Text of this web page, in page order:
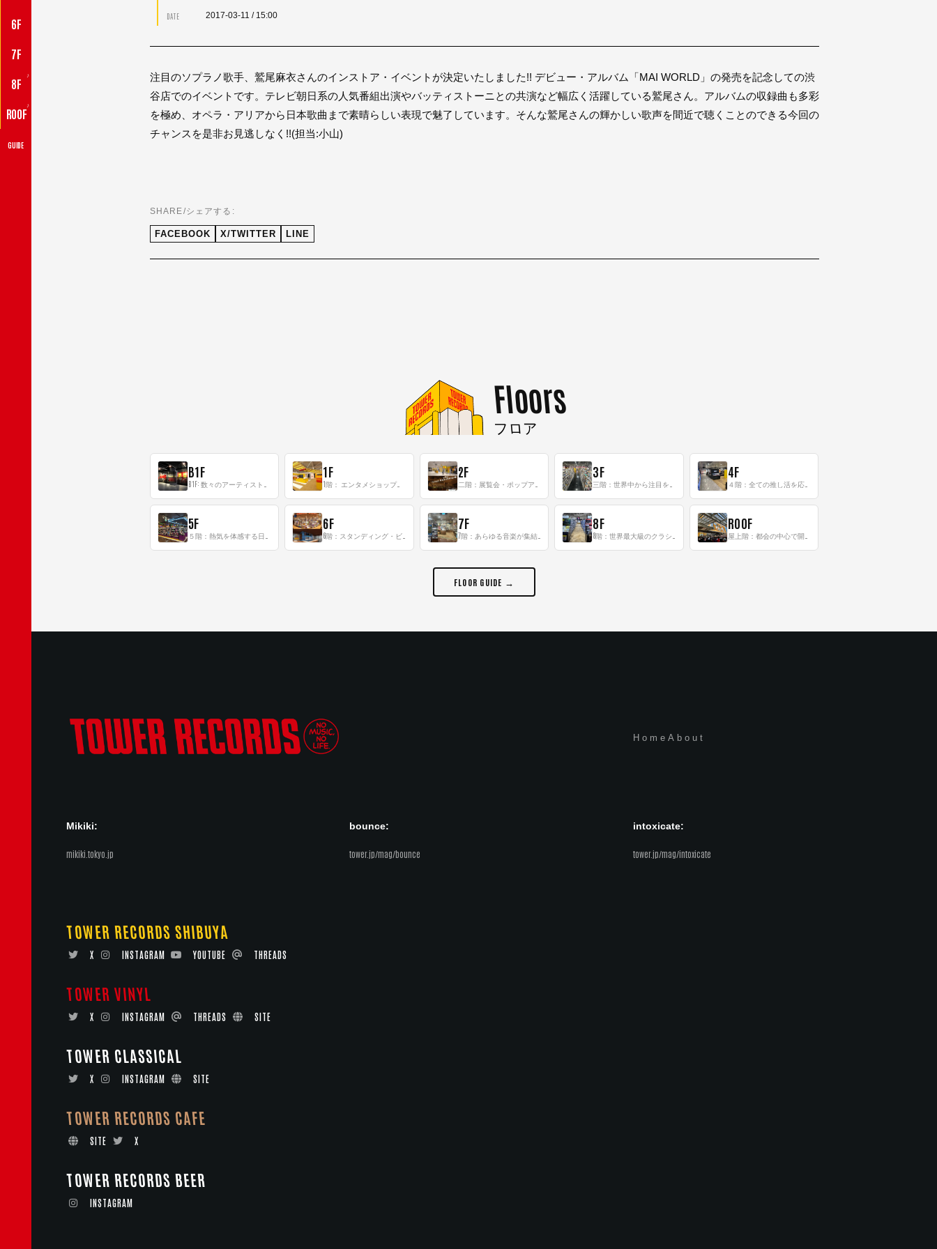
6F
7F
8F
♪
ROOF
♪
GUIDE
DATE 2017-03-11 / 15:00
注目のソプラノ歌手、鷲尾麻衣さんのインストア・イベントが決定いたしました!! デビュー・アルバム「MAI WORLD」の発売を記念しての渋
谷店でのイベントです。テレビ朝日系の人気番組出演やバッティストーニとの共演など幅広く活躍している鷲尾さん。アルバムの収録曲も多彩
を極め、オペラ・アリアから日本歌曲まで素晴らしい表現で魅了しています。そんな鷲尾さんの輝かしい歌声を間近で聴くことのできる今回の
チャンスを是非お見逃しなく!!(担当:小山)
SHARE/シェアする:
FACEBOOK X/TWITTER LINE
Floors
フロア
B1F 1F
1階： エンタメショップならではのイマーシブ空間
2F 3F 4F
４階：全ての推し活を応援するフロア！
5F 6F 7F
7階：あらゆる音楽が集結する最多ジャンルフロア！
8F ROOF
FLOOR GUIDE →
Home About
Mikiki:
mikiki.tokyo.jp
bounce:
tower.jp/mag/bounce
intoxicate:
tower.jp/mag/intoxicate
TOWER RECORDS SHIBUYA
X INSTAGRAM YOUTUBE THREADS
TOWER VINYL
X INSTAGRAM THREADS SITE
TOWER CLASSICAL
X INSTAGRAM SITE
TOWER RECORDS CAFE
SITE X
TOWER RECORDS BEER
INSTAGRAM